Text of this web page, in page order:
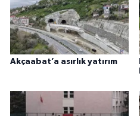
Akçaabat’a asırlık yatırım